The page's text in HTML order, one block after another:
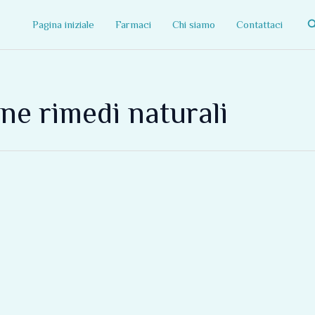
Pagina iniziale Farmaci Chi siamo Contattaci
rimedi naturali